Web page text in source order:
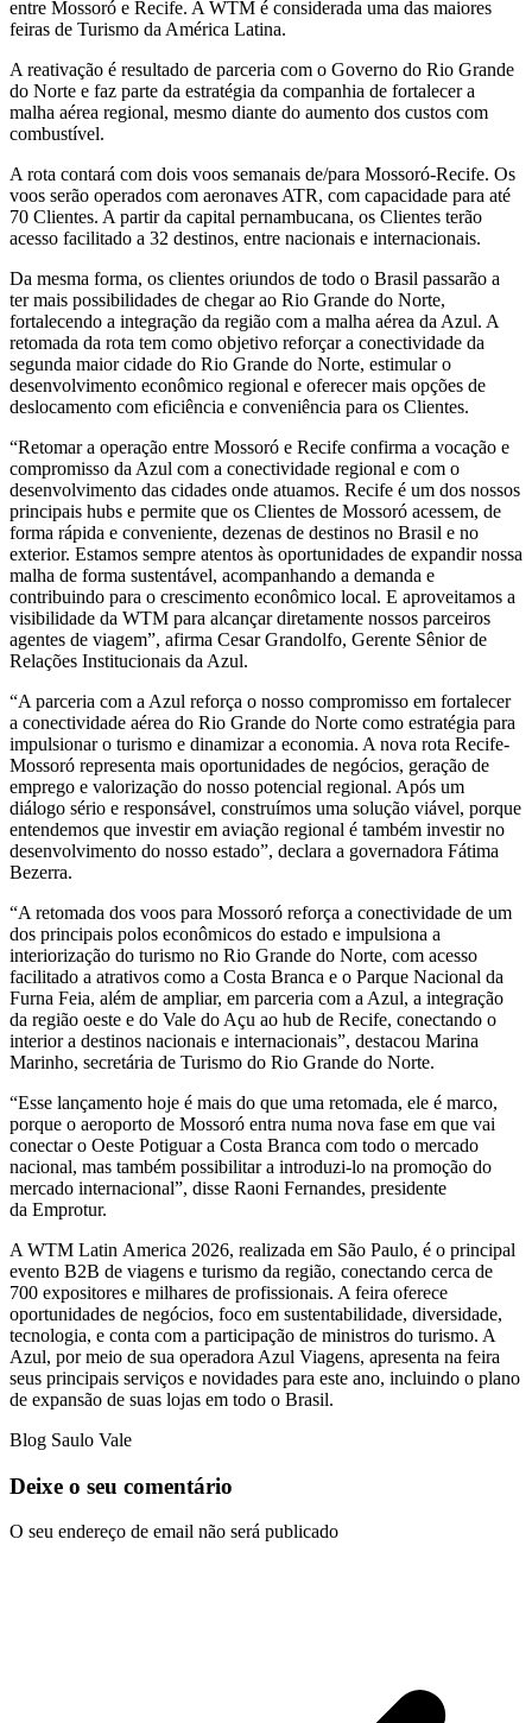
entre Mossoró e Recife. A WTM é considerada uma das maiores
feiras de Turismo da América Latina.
A reativação é resultado de parceria com o Governo do Rio Grande
do Norte e faz parte da estratégia da companhia de fortalecer a
malha aérea regional, mesmo diante do aumento dos custos com
combustível.
A rota contará com dois voos semanais de/para Mossoró-Recife. Os
voos serão operados com aeronaves ATR, com capacidade para até
70 Clientes. A partir da capital pernambucana, os Clientes terão
acesso facilitado a 32 destinos, entre nacionais e internacionais.
Da mesma forma, os clientes oriundos de todo o Brasil passarão a
ter mais possibilidades de chegar ao Rio Grande do Norte,
fortalecendo a integração da região com a malha aérea da Azul. A
retomada da rota tem como objetivo reforçar a conectividade da
segunda maior cidade do Rio Grande do Norte, estimular o
desenvolvimento econômico regional e oferecer mais opções de
deslocamento com eficiência e conveniência para os Clientes.
“Retomar a operação entre Mossoró e Recife confirma a vocação e
compromisso da Azul com a conectividade regional e com o
desenvolvimento das cidades onde atuamos. Recife é um dos nossos
principais hubs e permite que os Clientes de Mossoró acessem, de
forma rápida e conveniente, dezenas de destinos no Brasil e no
exterior. Estamos sempre atentos às oportunidades de expandir nossa
malha de forma sustentável, acompanhando a demanda e
contribuindo para o crescimento econômico local. E aproveitamos a
visibilidade da WTM para alcançar diretamente nossos parceiros
agentes de viagem”, afirma Cesar Grandolfo, Gerente Sênior de
Relações Institucionais da Azul.
“A parceria com a Azul reforça o nosso compromisso em fortalecer
a conectividade aérea do Rio Grande do Norte como estratégia para
impulsionar o turismo e dinamizar a economia. A nova rota Recife-
Mossoró representa mais oportunidades de negócios, geração de
emprego e valorização do nosso potencial regional. Após um
diálogo sério e responsável, construímos uma solução viável, porque
entendemos que investir em aviação regional é também investir no
desenvolvimento do nosso estado”, declara a governadora Fátima
Bezerra.
“A retomada dos voos para Mossoró reforça a conectividade de um
dos principais polos econômicos do estado e impulsiona a
interiorização do turismo no Rio Grande do Norte, com acesso
facilitado a atrativos como a Costa Branca e o Parque Nacional da
Furna Feia, além de ampliar, em parceria com a Azul, a integração
da região oeste e do Vale do Açu ao hub de Recife, conectando o
interior a destinos nacionais e internacionais”, destacou Marina
Marinho, secretária de Turismo do Rio Grande do Norte.
“Esse lançamento hoje é mais do que uma retomada, ele é marco,
porque o aeroporto de Mossoró entra numa nova fase em que vai
conectar o Oeste Potiguar a Costa Branca com todo o mercado
nacional, mas também possibilitar a introduzi-lo na promoção do
mercado internacional”, disse Raoni Fernandes, presidente
da Emprotur.
A WTM Latin America 2026, realizada em São Paulo, é o principal
evento B2B de viagens e turismo da região, conectando cerca de
700 expositores e milhares de profissionais. A feira oferece
oportunidades de negócios, foco em sustentabilidade, diversidade,
tecnologia, e conta com a participação de ministros do turismo. A
Azul, por meio de sua operadora Azul Viagens, apresenta na feira
seus principais serviços e novidades para este ano, incluindo o plano
de expansão de suas lojas em todo o Brasil.
Blog Saulo Vale
Deixe o seu comentário
O seu endereço de email não será publicado